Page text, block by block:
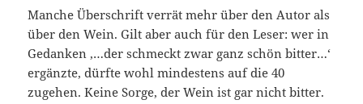
Manche Überschrift verrät mehr über den Autor als
über den Wein. Gilt aber auch für den Leser: wer in
Gedanken ‚…der schmeckt zwar ganz schön bitter…‘
ergänzte, dürfte wohl mindestens auf die 40
zugehen. Keine Sorge, der Wein ist gar nicht bitter.